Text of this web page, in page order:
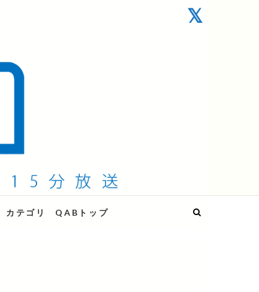
カテゴリ QABトップ